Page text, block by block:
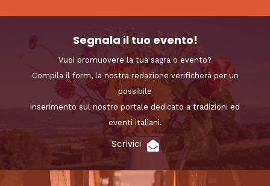
Segnala il tuo evento!
Vuoi promuovere la tua sagra o evento?
Compila il form, la nostra redazione verificherà per un
possibile
inserimento sul nostro portale dedicato a tradizioni ed
eventi italiani.
Scrivici